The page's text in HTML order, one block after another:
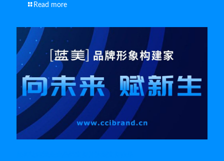
Read more